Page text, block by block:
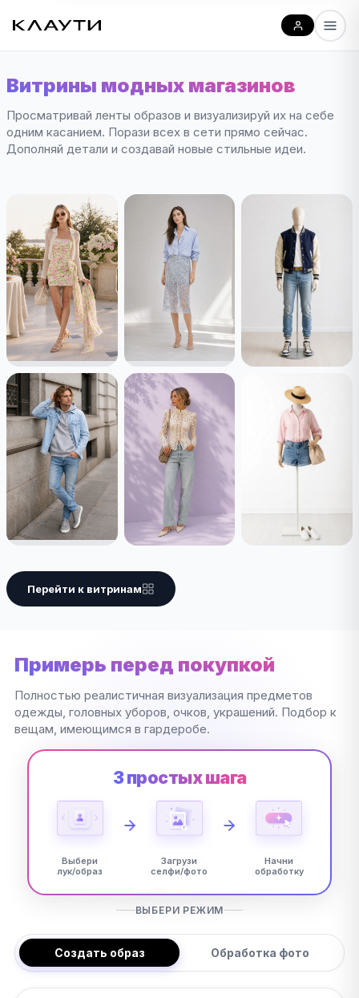
Витрины модных магазинов
Просматривай ленты образов и визуализируй их на себе
одним касанием. Порази всех в сети прямо сейчас.
Дополняй детали и создавай новые стильные идеи.
Перейти к витринам
Примерь перед покупкой
Полностью реалистичная визуализация предметов
одежды, головных уборов, очков, украшений. Подбор к
вещам, имеющимся в гардеробе.
3 простых шага
Выбери
лук/образ
Загрузи
селфи/фото
Начни
обработку
ВЫБЕРИ РЕЖИМ
Создать образ Обработка фото